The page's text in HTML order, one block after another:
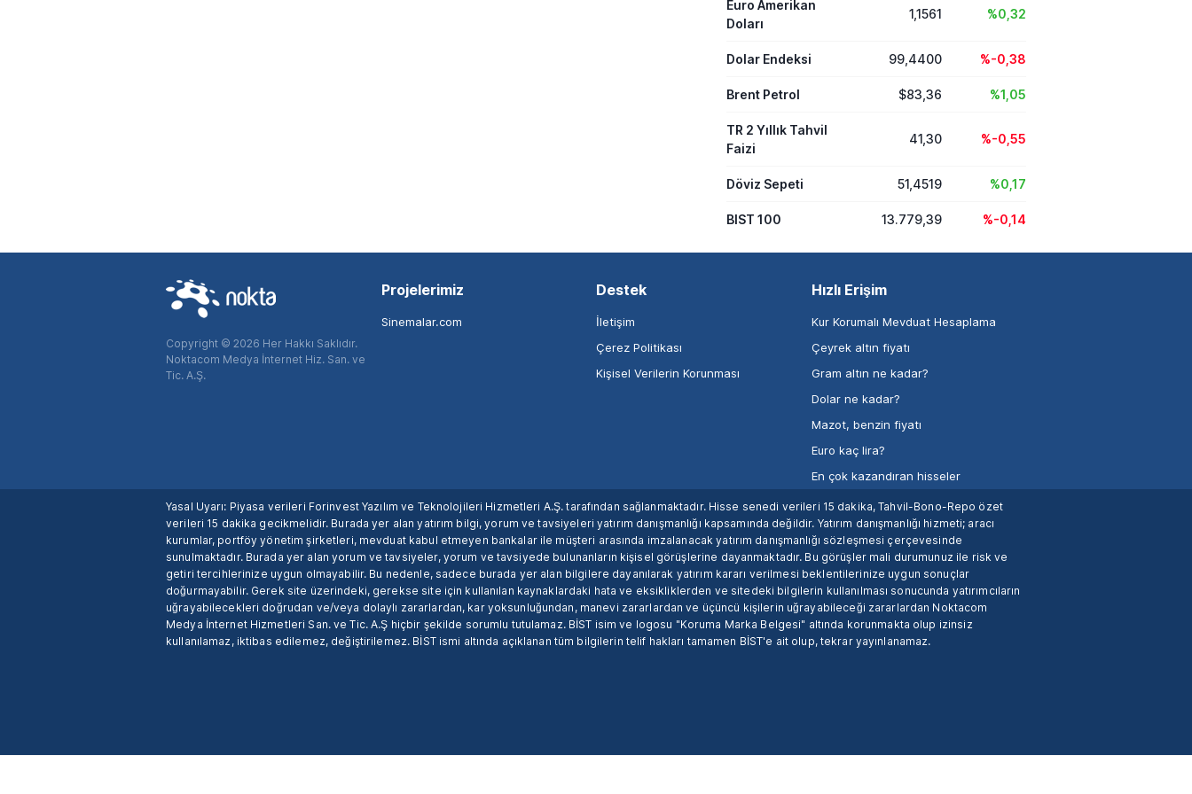
Euro Amerikan
Doları
1,1561 %0,32
Dolar Endeksi 99,4400 %-0,38
Brent Petrol $83,36 %1,05
TR 2 Yıllık Tahvil
Faizi
41,30 %-0,55
Döviz Sepeti 51,4519 %0,17
BIST 100 13.779,39 %-0,14
Copyright © 2026 Her Hakkı Saklıdır.
Noktacom Medya İnternet Hiz. San. ve
Tic. A.Ş.
Projelerimiz
Sinemalar.com
Destek
İletişim
Çerez Politikası
Kişisel Verilerin Korunması
Hızlı Erişim
Kur Korumalı Mevduat Hesaplama
Çeyrek altın fiyatı
Gram altın ne kadar?
Dolar ne kadar?
Mazot, benzin fiyatı
Euro kaç lira?
En çok kazandıran hisseler
Yasal Uyarı: Piyasa verileri Forinvest Yazılım ve Teknolojileri Hizmetleri A.Ş. tarafından sağlanmaktadır. Hisse senedi verileri 15 dakika, Tahvil-Bono-Repo özet
verileri 15 dakika gecikmelidir. Burada yer alan yatırım bilgi, yorum ve tavsiyeleri yatırım danışmanlığı kapsamında değildir. Yatırım danışmanlığı hizmeti; aracı
kurumlar, portföy yönetim şirketleri, mevduat kabul etmeyen bankalar ile müşteri arasında imzalanacak yatırım danışmanlığı sözleşmesi çerçevesinde
sunulmaktadır. Burada yer alan yorum ve tavsiyeler, yorum ve tavsiyede bulunanların kişisel görüşlerine dayanmaktadır. Bu görüşler mali durumunuz ile risk ve
getiri tercihlerinize uygun olmayabilir. Bu nedenle, sadece burada yer alan bilgilere dayanılarak yatırım kararı verilmesi beklentilerinize uygun sonuçlar
doğurmayabilir. Gerek site üzerindeki, gerekse site için kullanılan kaynaklardaki hata ve eksikliklerden ve sitedeki bilgilerin kullanılması sonucunda yatırımcıların
uğrayabilecekleri doğrudan ve/veya dolaylı zararlardan, kar yoksunluğundan, manevi zararlardan ve üçüncü kişilerin uğrayabileceği zararlardan Noktacom
Medya İnternet Hizmetleri San. ve Tic. A.Ş hiçbir şekilde sorumlu tutulamaz. BİST isim ve logosu "Koruma Marka Belgesi" altında korunmakta olup izinsiz
kullanılamaz, iktibas edilemez, değiştirilemez. BİST ismi altında açıklanan tüm bilgilerin telif hakları tamamen BİST'e ait olup, tekrar yayınlanamaz.